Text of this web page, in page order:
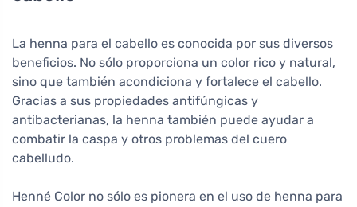
La henna para el cabello es conocida por sus diversos
beneficios. No sólo proporciona un color rico y natural,
sino que también acondiciona y fortalece el cabello.
Gracias a sus propiedades antifúngicas y
antibacterianas, la henna también puede ayudar a
combatir la caspa y otros problemas del cuero
cabelludo.
Henné Color no sólo es pionera en el uso de henna para